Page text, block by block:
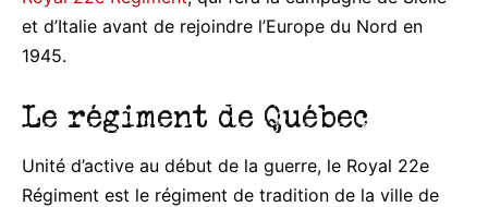
et d’Italie avant de rejoindre l’Europe du Nord en
1945.
Le régiment de Québec
Unité d’active au début de la guerre, le Royal 22e
Régiment est le régiment de tradition de la ville de